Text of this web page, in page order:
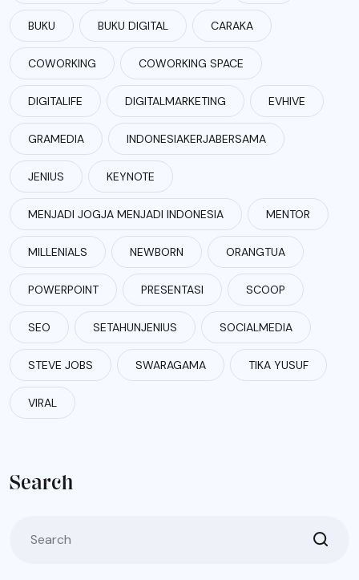
BUKU BUKU DIGITAL CARAKA
COWORKING COWORKING SPACE
DIGITALIFE DIGITALMARKETING EVHIVE
GRAMEDIA INDONESIAKERJABERSAMA
JENIUS KEYNOTE
MENJADI JOGJA MENJADI INDONESIA MENTOR
MILLENIALS NEWBORN ORANGTUA
POWERPOINT PRESENTASI SCOOP
SEO SETAHUNJENIUS SOCIALMEDIA
STEVE JOBS SWARAGAMA TIKA YUSUF
VIRAL
Search